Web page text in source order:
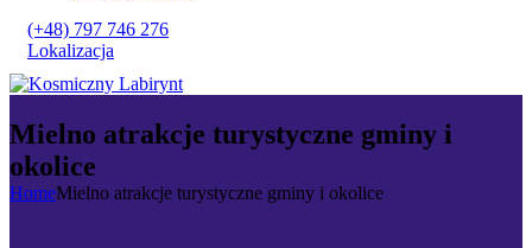
(+48) 797 746 276
Lokalizacja
Mielno atrakcje turystyczne gminy i
okolice
HomeMielno atrakcje turystyczne gminy i okolice